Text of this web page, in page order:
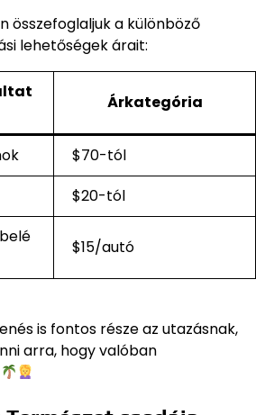
összefoglaljuk a különböző
lehetőségek árait:
Árkategória
$70-tól
$20-tól
$15/autó
is fontos része az utazásnak,
arra, hogy valóban